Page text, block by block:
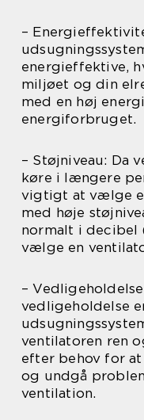
–
energieffektive,
miljøet og din
med en høj
energiforbruget.
– Støjniveau: Da
køre i længere
vigtigt at vælge
med høje
normalt i decibel
vælge en
–
vedligeholdelse
ventilatoren ren
efter behov for
og undgå
ventilation.